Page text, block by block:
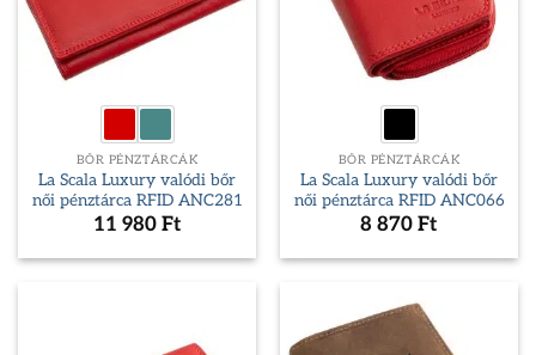
BŐR PÉNZTÁRCÁK
La Scala Luxury valódi bőr
női pénztárca RFID ANC281
11 980 Ft
BŐR PÉNZTÁRCÁK
La Scala Luxury valódi bőr
női pénztárca RFID ANC066
8 870 Ft